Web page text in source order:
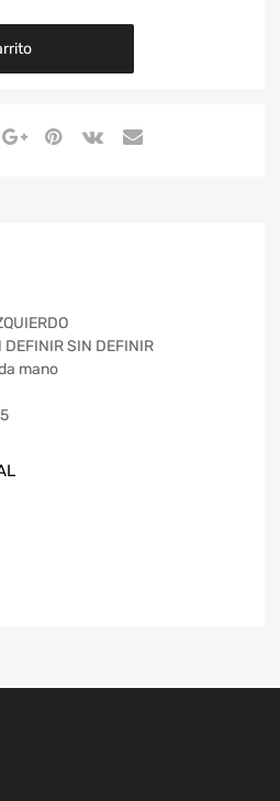
DEFINIR SIN DEFINIR
mano